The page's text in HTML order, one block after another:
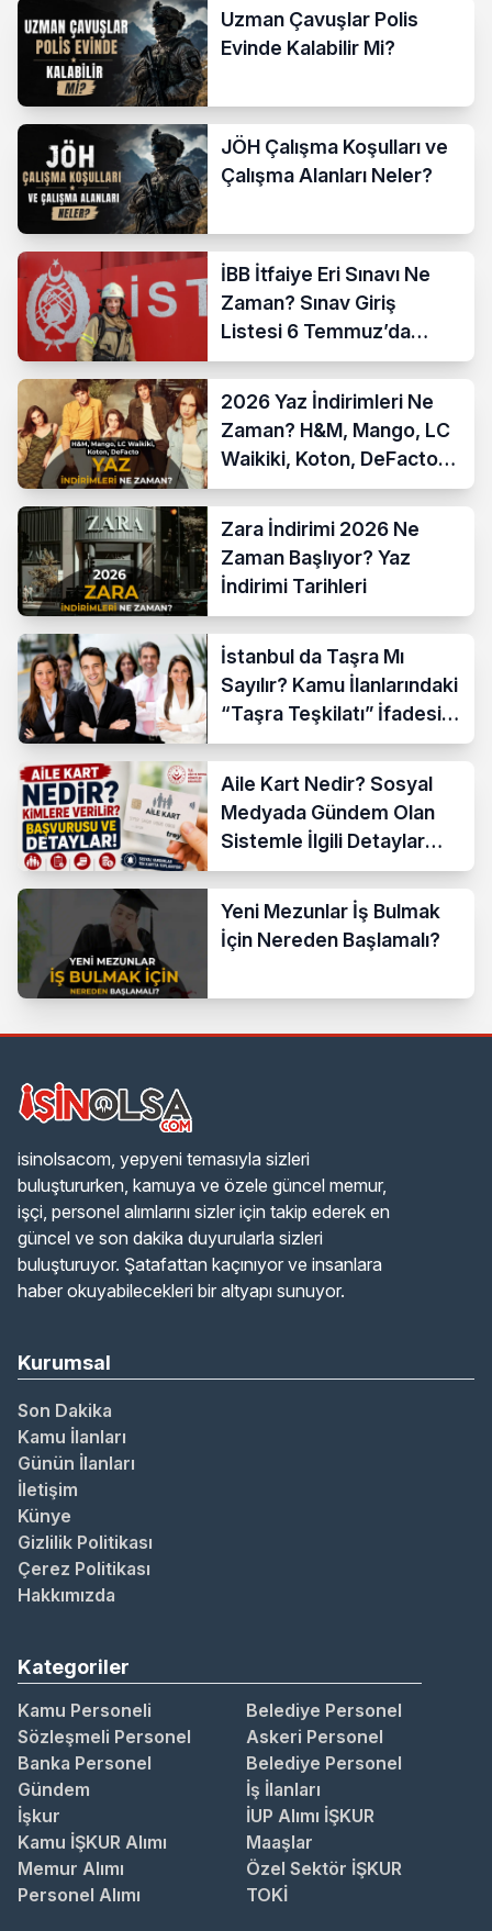
Uzman Çavuşlar Polis
Evinde Kalabilir Mi?
JÖH Çalışma Koşulları ve
Çalışma Alanları Neler?
İBB İtfaiye Eri Sınavı Ne
Zaman? Sınav Giriş
Listesi 6 Temmuz’da
Açıklanıyor
2026 Yaz İndirimleri Ne
Zaman? H&M, Mango, LC
Waikiki, Koton, DeFacto
İndirim Tarihleri
Zara İndirimi 2026 Ne
Zaman Başlıyor? Yaz
İndirimi Tarihleri
İstanbul da Taşra Mı
Sayılır? Kamu İlanlarındaki
“Taşra Teşkilatı” İfadesi
Açıklandı
Aile Kart Nedir? Sosyal
Medyada Gündem Olan
Sistemle İlgili Detaylar
Araştırılıyor
Yeni Mezunlar İş Bulmak
İçin Nereden Başlamalı?
isinolsacom, yepyeni temasıyla sizleri
buluştururken, kamuya ve özele güncel memur,
işçi, personel alımlarını sizler için takip ederek en
güncel ve son dakika duyurularla sizleri
buluşturuyor. Şatafattan kaçınıyor ve insanlara
haber okuyabilecekleri bir altyapı sunuyor.
Kurumsal
Son Dakika
Kamu İlanları
Günün İlanları
İletişim
Künye
Gizlilik Politikası
Çerez Politikası
Hakkımızda
Kategoriler
Kamu Personeli
Belediye Personel
Sözleşmeli Personel
Askeri Personel
Banka Personel
Belediye Personel
Gündem
İş İlanları
İşkur
İUP Alımı İŞKUR
Kamu İŞKUR Alımı
Maaşlar
Memur Alımı
Özel Sektör İŞKUR
Personel Alımı
TOKİ